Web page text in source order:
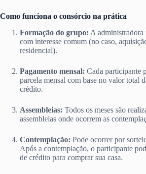
Como funciona o consórcio na prática
Formação do grupo: A administradora
com interesse comum (no caso,
residencial).
Pagamento mensal: Cada participante
parcela mensal com base no valor total
crédito.
Assembleias: Todos os meses são
assembleias onde ocorrem as
Contemplação: Pode ocorrer por
Após a contemplação, o participante
de crédito para comprar sua casa.